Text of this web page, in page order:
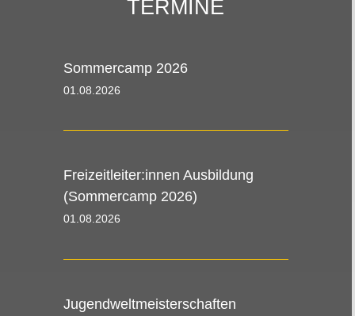
TERMINE
Sommercamp 2026
01.08.2026 00:00 - 09.08.2026 00:00
Freizeitleiter:innen Ausbildung
(Sommercamp 2026)
01.08.2026 00:00 - 09.08.2026 00:00
Jugendweltmeisterschaften